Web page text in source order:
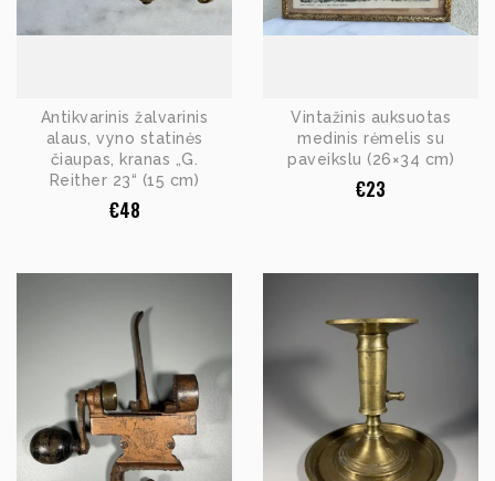
Antikvarinis žalvarinis
alaus, vyno statinės
čiaupas, kranas „G.
Reither 23“ (15 cm)
€48
Vintažinis auksuotas
medinis rėmelis su
paveikslu (26×34 cm)
€23